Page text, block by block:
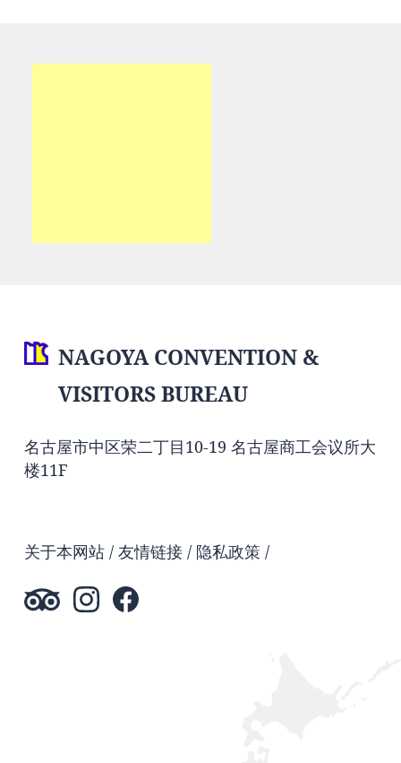
NAGOYA CONVENTION &
VISITORS BUREAU
名古屋市中区荣二丁目10-19 名古屋商工会议所大
楼11F
关于本网站 友情链接 隐私政策